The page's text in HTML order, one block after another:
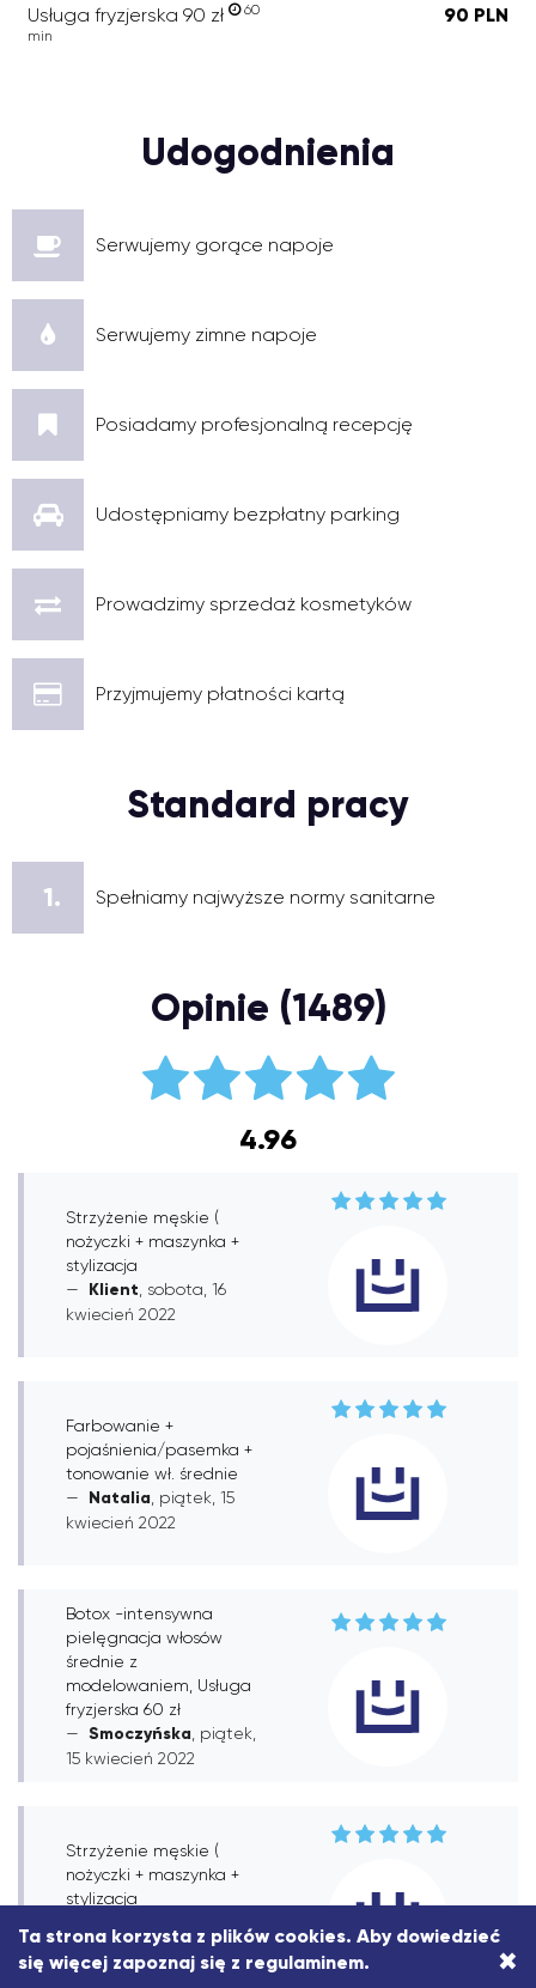
Usługa fryzjerska 90 zł
60
min
90 PLN
Udogodnienia
Serwujemy gorące napoje
Serwujemy zimne napoje
Posiadamy profesjonalną recepcję
Udostępniamy bezpłatny parking
Prowadzimy sprzedaż kosmetyków
Przyjmujemy płatności kartą
Standard pracy
1. Spełniamy najwyższe normy sanitarne
Opinie (1489)
4.96
Strzyżenie męskie (
nożyczki + maszynka +
stylizacja
Klient , sobota, 16
kwiecień 2022
Farbowanie +
pojaśnienia/pasemka +
tonowanie wł. średnie
Natalia , piątek, 15
kwiecień 2022
Botox -intensywna
pielęgnacja włosów
średnie z
modelowaniem, Usługa
fryzjerska 60 zł
Smoczyńska , piątek,
15 kwiecień 2022
Strzyżenie męskie (
nożyczki + maszynka +
stylizacja
kwiecień 2022
Ta strona korzysta z plików cookies. Aby dowiedzieć
się więcej zapoznaj się z regulaminem. ×